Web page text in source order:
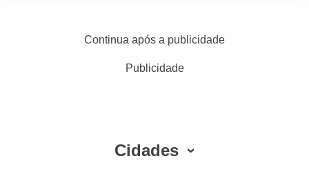
Continua após a publicidade
Publicidade
Cidades